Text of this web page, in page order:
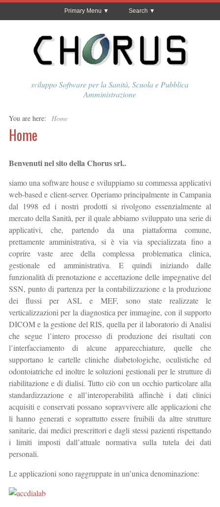
Primary Menu Search
sviluppo Software per la Sanità, Scuola e Pubblica
Amministrazione
You are here: Home
Home
Benvenuti nel sito della Chorus srl..
siamo una software house e sviluppiamo su commessa applicativi
web-based e client-server. Operiamo principalmente in Campania
dal 1998 ed i nostri prodotti si rivolgono essenzialmente al
mercato della Sanità, per il quale abbiamo sviluppato una serie di
applicativi, che, partendo da una piattaforma comune,
prettamente amministrativa, si è via via specializzata fino a
coprire vaste aree della complessa problematica clinica,
gestionale ed amministrativa. E quindi iniziando dalle
funzionalità di prenotazione e accettazione delle impegnative del
SSN, punto di partenza per la contabilizzazione e la produzione
dei flussi per ASL e MEF, sono state realizzate le
verticalizzazioni per la diagnostica per immagine, con il supporto
DICOM e la gestione del RIS, quella per il laboratorio di Analisi
che segue l’intero processo di produzione dei risultati con
l’interfacciamento di alcune apparecchiature, quelle che
supportano le cartelle cliniche diabetologiche, oculistiche ed
odontoiatriche ed inoltre le soluzioni gestionali per le strutture di
riabilitazione e di dialisi. Tutto ciò con un occhio particolare alla
standardizzazione e all’interoperabilità affinchè i dati clinici
acquisiti e conservati possano sopravvivere alle applicazioni che
li hanno generati e soprattutto essere fruibili da altre strutture
sanitarie, dai medici prescrittori e dagli stessi pazienti rispettando
i limiti imposti dall’attuale normativa sulla tutela dei dati
personali.
Le applicazioni sono raggruppate in un’unica denominazione: